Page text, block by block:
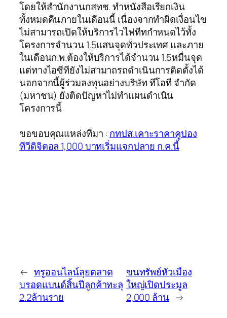
โดยให้สำนักงานกสทช. ทำหนังสือเรียกเงิน
ทั้งหมดคืนภายในเดือนนี้ เนื่องจากทำผิดเงื่อนไข
ไม่สามารถเปิดให้บริการไวไฟทีทกำหนดไว้ทั้ง
โครงการจำนวน 1.5แสนจุดทั่วประเทศ และภาย
ในเดือนก.พ.ต้องให้บริการได้จำนวน 1.5หมื่นจุด
แต่ทางไอซีทียังไม่สามาถรถดำเนินการติดตั้งได้
นอกจากนี้ผู้ร่วมลงทุนอย่างบริษัท ทีโอที จำกัด
(มหาชน) ยังติดปัญหาไม่ทำแผนดำเนิน
โครงการนี้
ขอขอบคุณแหล่งที่มา : กทปส.เคาะราคาคูปอง
ทีวีดิจิตอล 1,000 บาทเริ่มแจกปลาย ก.ค.นี้
← ทรูออนไลน์ลุยตลาด
บรอดแบนด์สิ้นปีลูกค้าทะลุ
2.2ล้านราย
ขนทรัพย์หัวเมือง
ใหญ่เปิดประมูล
2,000 ล้าน →